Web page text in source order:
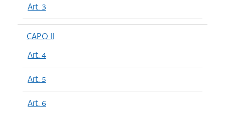
Art. 3
CAPO II
Art. 4
Art. 5
Art. 6